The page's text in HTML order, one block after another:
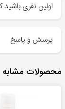
اولین نفری
پرسش و پاسخ
محصولات مشابه